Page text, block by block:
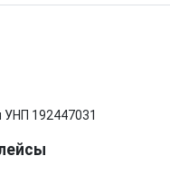
192447031